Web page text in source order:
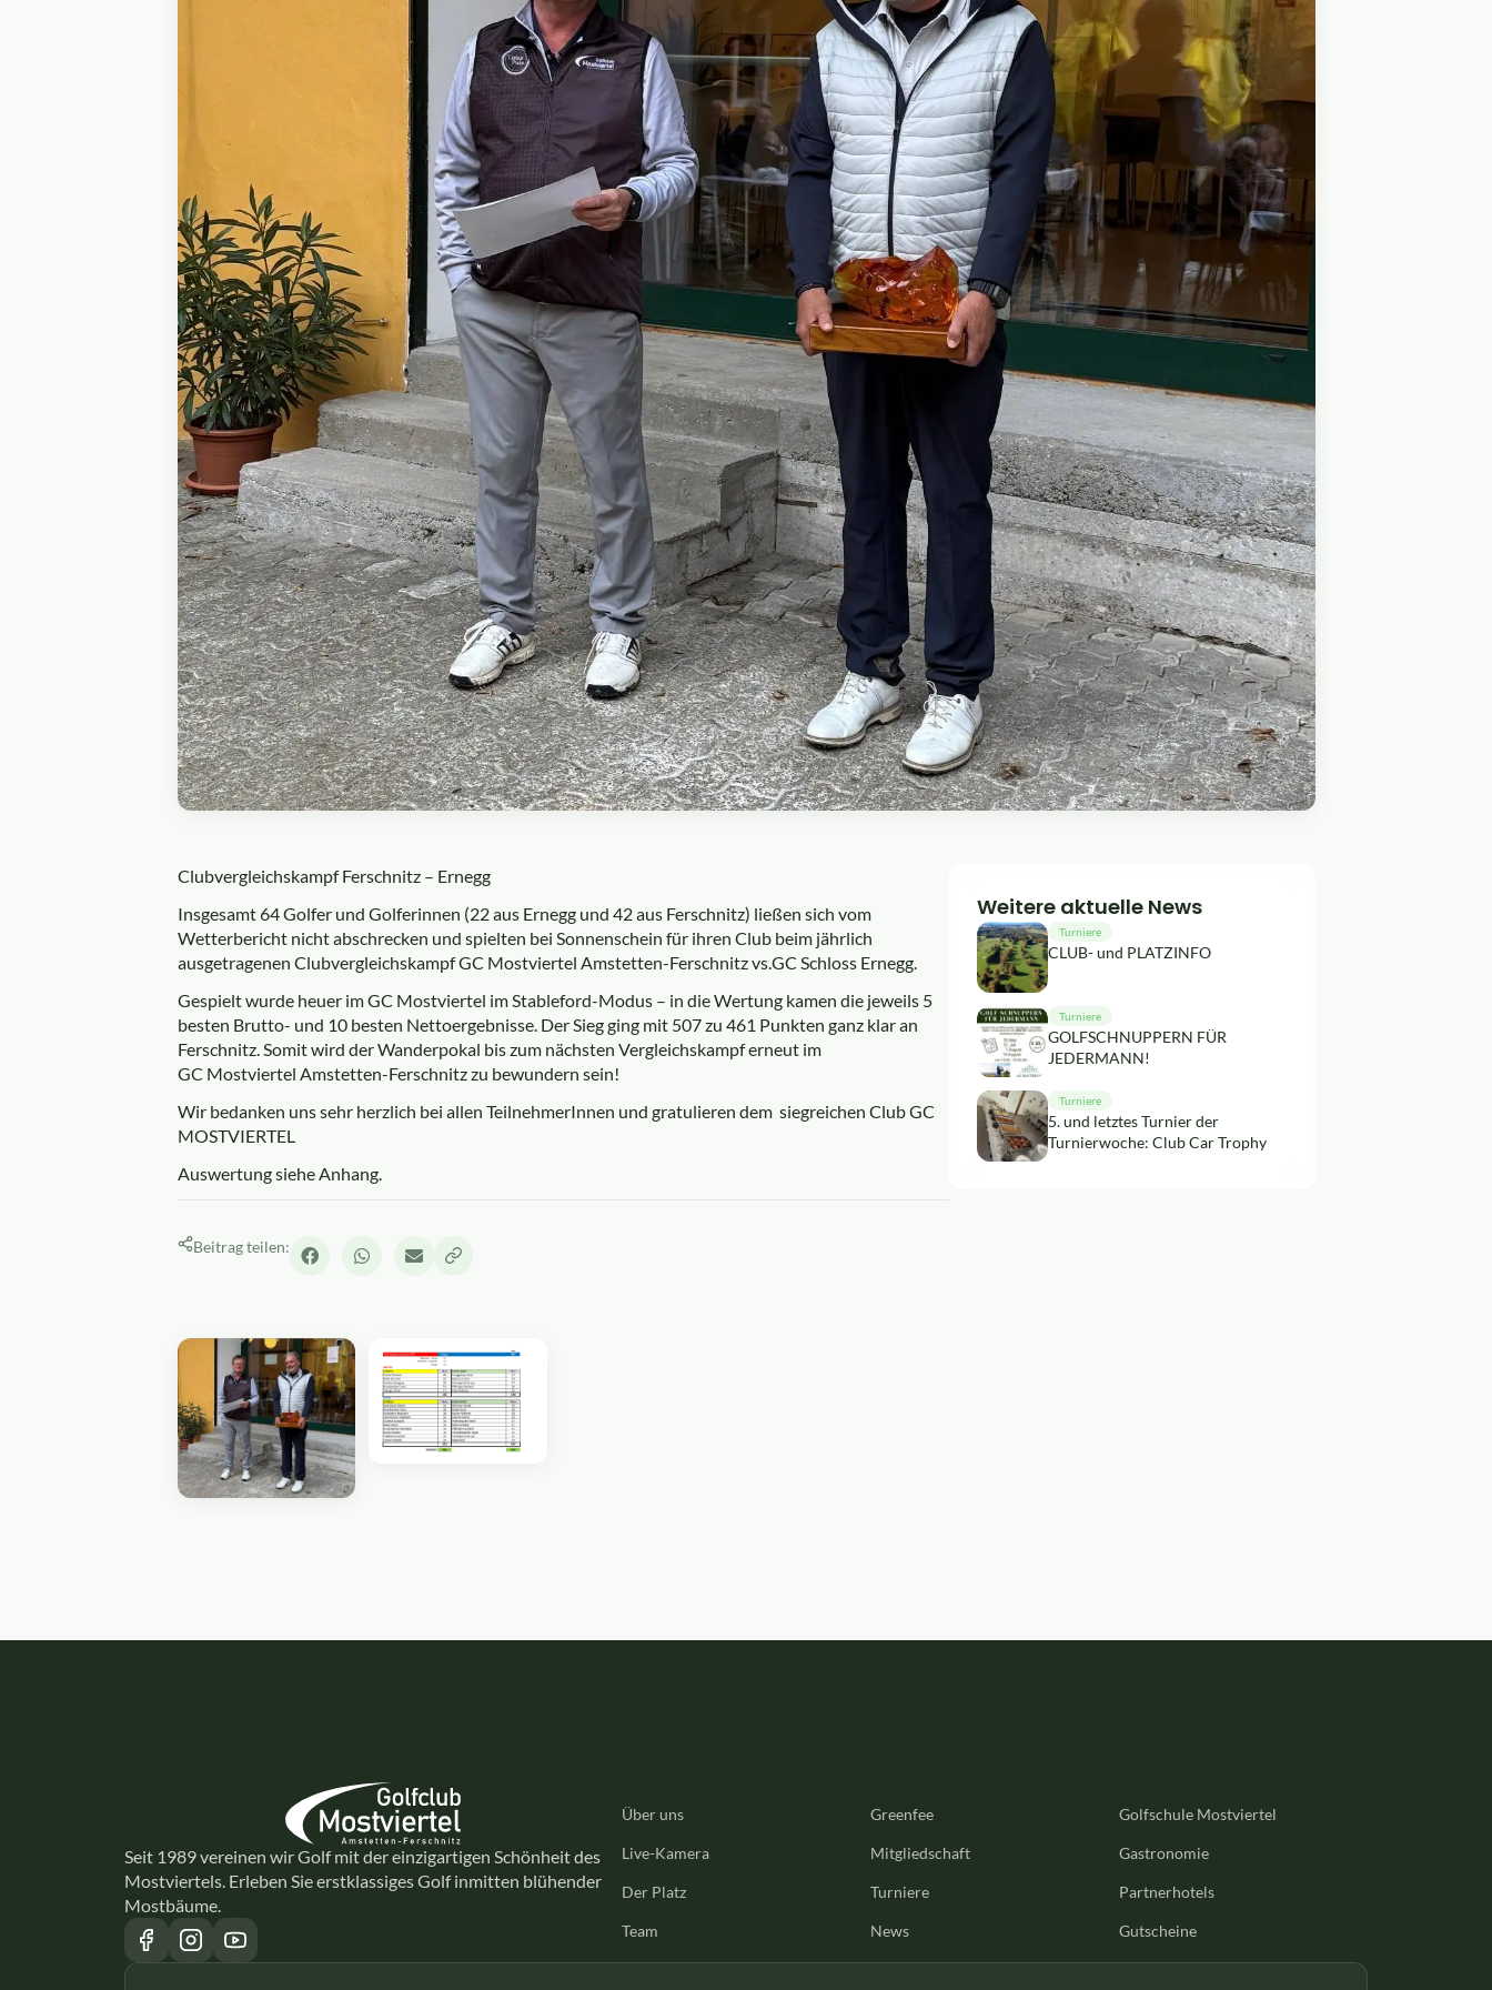
Clubvergleichskampf Ferschnitz – Ernegg
Insgesamt 64 Golfer und Golferinnen (22 aus Ernegg und 42 aus Ferschnitz) ließen sich vom
Wetterbericht nicht abschrecken und spielten bei Sonnenschein für ihren Club beim jährlich
ausgetragenen Clubvergleichskampf GC Mostviertel Amstetten-Ferschnitz vs.GC Schloss Ernegg.
Gespielt wurde heuer im GC Mostviertel im Stableford-Modus – in die Wertung kamen die jeweils 5
besten Brutto- und 10 besten Nettoergebnisse. Der Sieg ging mit 507 zu 461 Punkten ganz klar an
Ferschnitz. Somit wird der Wanderpokal bis zum nächsten Vergleichskampf erneut im
GC Mostviertel Amstetten-Ferschnitz zu bewundern sein!
Wir bedanken uns sehr herzlich bei allen TeilnehmerInnen und gratulieren dem siegreichen Club GC
MOSTVIERTEL
Auswertung siehe Anhang.
Beitrag teilen:
Weitere aktuelle News
Turniere
CLUB- und PLATZINFO
Turniere
GOLFSCHNUPPERN FÜR
JEDERMANN!
Turniere
5. und letztes Turnier der
Turnierwoche: Club Car Trophy
Seit 1989 vereinen wir Golf mit der einzigartigen Schönheit des
Mostviertels. Erleben Sie erstklassiges Golf inmitten blühender
Mostbäume.
Über uns
Live-Kamera
Der Platz
Team
Greenfee
Mitgliedschaft
Turniere
News
Golfschule Mostviertel
Gastronomie
Partnerhotels
Gutscheine